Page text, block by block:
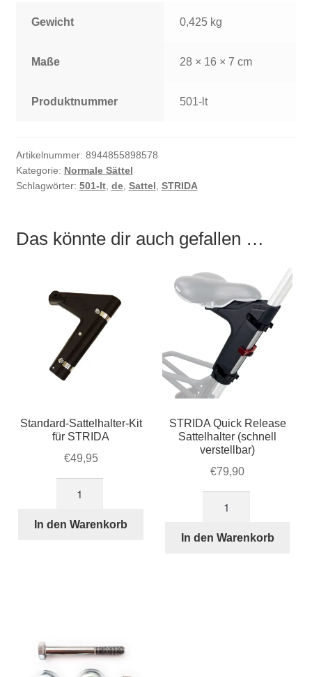
Gewicht 0,425 kg
Maße 28 × 16 × 7 cm
Produktnummer 501-lt
Artikelnummer: 8944855898578
Kategorie: Normale Sättel
Schlagwörter: 501-lt, de, Sattel, STRIDA
Das könnte dir auch gefallen …
Standard-Sattelhalter-Kit
für STRIDA
€49,95
Kit
In den Warenkorb
STRIDA Quick Release
Sattelhalter (schnell
verstellbar)
€79,90
Release
In den Warenkorb